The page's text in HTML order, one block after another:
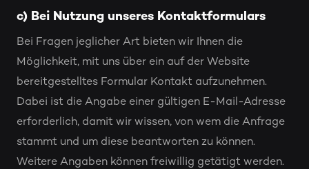
c) Bei Nutzung unseres Kontaktformulars
Bei Fragen jeglicher Art bieten wir Ihnen die
Möglichkeit, mit uns über ein auf der Website
bereitgestelltes Formular Kontakt aufzunehmen.
Dabei ist die Angabe einer gültigen E-Mail-Adresse
erforderlich, damit wir wissen, von wem die Anfrage
stammt und um diese beantworten zu können.
Weitere Angaben können freiwillig getätigt werden.